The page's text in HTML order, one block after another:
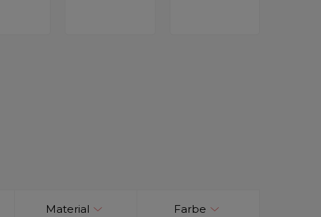
Material Farbe